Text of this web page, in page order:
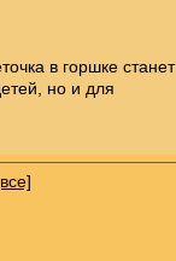
в горшке станет
но и для